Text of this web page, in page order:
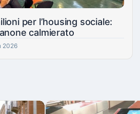
per l’housing sociale:
calmierato
2026